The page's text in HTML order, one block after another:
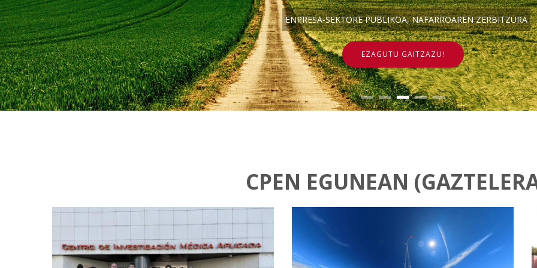
EZAGUTU GAITZAZU!
ENPRESA-SEKTORE PUBLIKOA, NAFARROAREN ZERBITZURA
CPEN EGUNEAN